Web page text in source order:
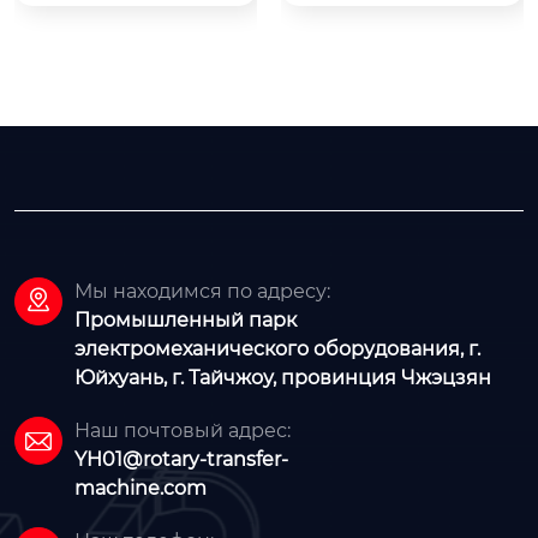
еспечивается долго
временная стабиль
ность обработки ста
нка. Станина имеет
еречным фрикцион
ным узлом, что обес
печивает удобство
установки и точнос
ого отклонения. Мех
метра может управ
лять несколькими о

Мы находимся по адресу:
Промышленный парк
электромеханического оборудования, г.
Юйхуань, г. Тайчжоу, провинция Чжэцзян

Наш почтовый адрес:
YH01@rotary-transfer-
machine.com